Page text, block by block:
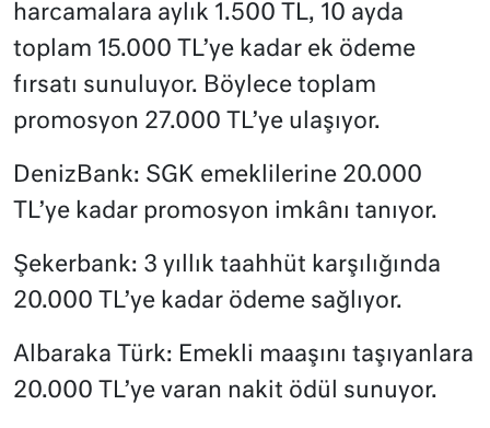
harcamalara aylık 1.500 TL, 10 ayda
toplam 15.000 TL’ye kadar ek ödeme
fırsatı sunuluyor. Böylece toplam
promosyon 27.000 TL’ye ulaşıyor.
DenizBank: SGK emeklilerine 20.000
TL’ye kadar promosyon imkânı tanıyor.
Şekerbank: 3 yıllık taahhüt karşılığında
20.000 TL’ye kadar ödeme sağlıyor.
Albaraka Türk: Emekli maaşını taşıyanlara
20.000 TL’ye varan nakit ödül sunuyor.